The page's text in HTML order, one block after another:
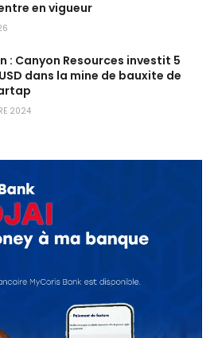
en vigueur
: Canyon Resources investit 5
dans la mine de bauxite de
2024